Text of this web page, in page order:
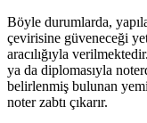
Böyle durumlarda,
çevirisine güveneceği
aracılığıyla
ya da diplomasıyla
belirlenmiş bulunan
noter zabtı çıkarır.